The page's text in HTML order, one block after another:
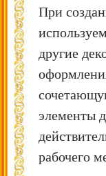
При
другие
элементы
рабочего